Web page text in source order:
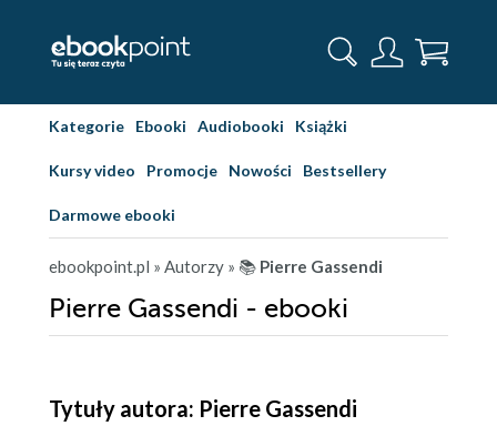
Kategorie Ebooki Audiobooki Książki
Kursy video Promocje Nowości Bestsellery
Darmowe ebooki
ebookpoint.pl » Autorzy » 📚 Pierre Gassendi
Pierre Gassendi - ebooki
Tytuły autora: Pierre Gassendi